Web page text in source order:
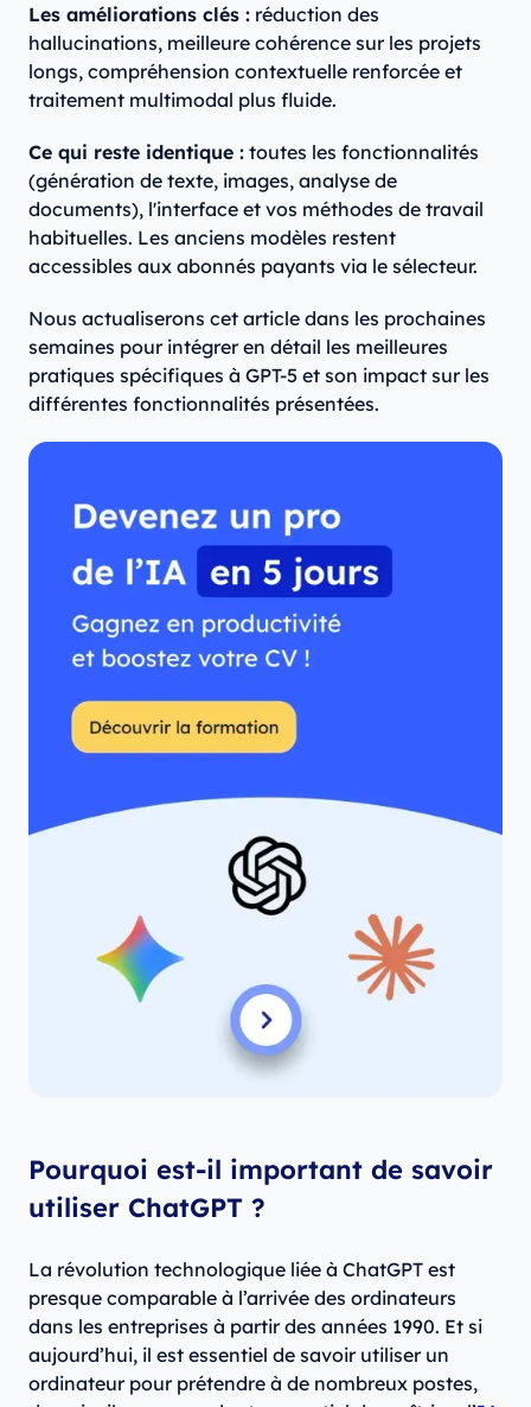
Les améliorations clés : réduction des
hallucinations, meilleure cohérence sur les projets
longs, compréhension contextuelle renforcée et
traitement multimodal plus fluide.
Ce qui reste identique : toutes les fonctionnalités
(génération de texte, images, analyse de
documents), l'interface et vos méthodes de travail
habituelles. Les anciens modèles restent
accessibles aux abonnés payants via le sélecteur.
Nous actualiserons cet article dans les prochaines
semaines pour intégrer en détail les meilleures
pratiques spécifiques à GPT-5 et son impact sur les
différentes fonctionnalités présentées.
Pourquoi est-il important de savoir
utiliser ChatGPT ?
La révolution technologique liée à ChatGPT est
presque comparable à l’arrivée des ordinateurs
dans les entreprises à partir des années 1990. Et si
aujourd’hui, il est essentiel de savoir utiliser un
ordinateur pour prétendre à de nombreux postes,